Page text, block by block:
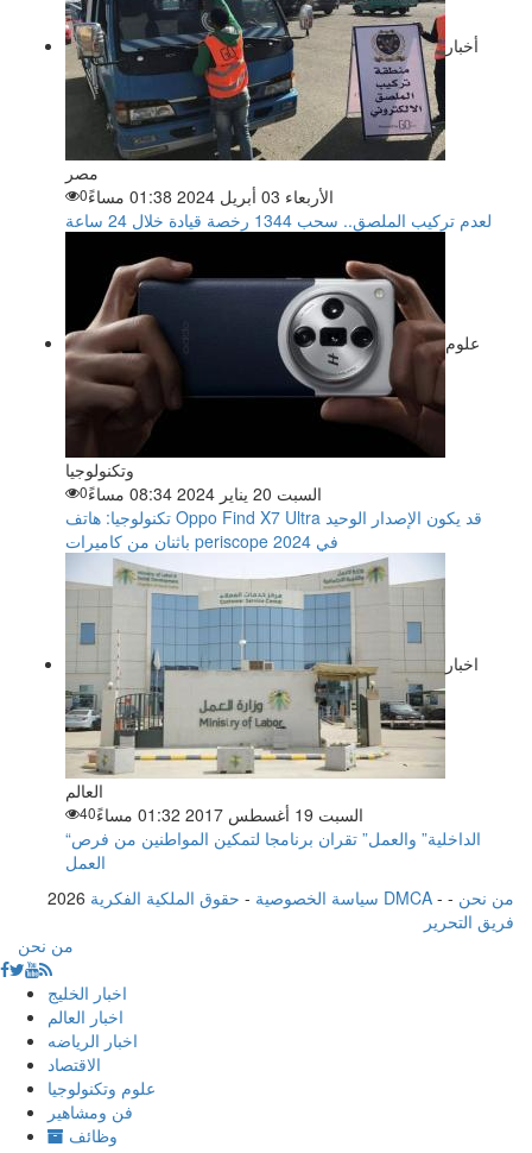
أخبار
مصر
الأربعاء 03 أبريل 2024 01:38 مساءً
0
لعدم تركيب الملصق.. سحب 1344 رخصة قيادة خلال 24 ساعة
علوم
وتكنولوجيا
السبت 20 يناير 2024 08:34 مساءً
0
تكنولوجيا: هاتف Oppo Find X7 Ultra قد يكون الإصدار الوحيد
باثنان من كاميرات periscope في 2024
اخبار
العالم
السبت 19 أغسطس 2017 01:32 مساءً
40
“الداخلية” والعمل” تقران برنامجا لتمكين المواطنين من فرص
العمل
2026
سياسة الخصوصية - حقوق الملكية الفكرية DMCA - من نحن -
فريق التحرير
من نحن
اخبار الخليج
اخبار العالم
اخبار الرياضه
الاقتصاد
علوم وتكنولوجيا
فن ومشاهير
وظائف